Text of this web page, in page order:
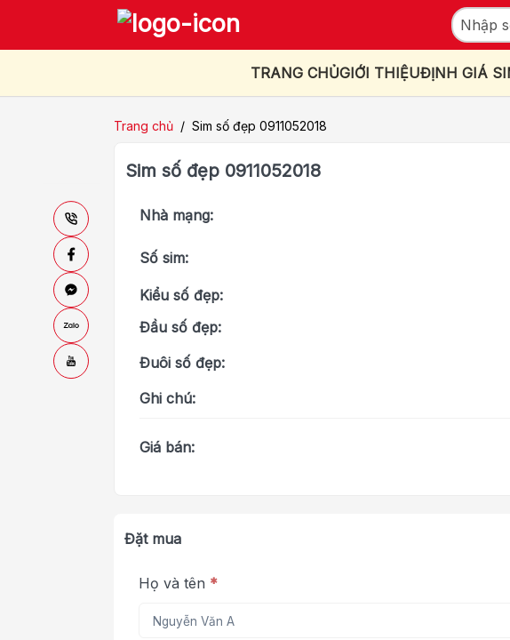
TRANG CHỦGIỚI THIỆUĐỊNH GIÁ
Trang chủ / Sim số đẹp 0911052018
Sim số đẹp 0911052018
Nhà mạng:
Số sim:
Kiểu số đẹp:
Đầu số đẹp:
Đuôi số đẹp:
Ghi chú:
Giá bán:
Đặt mua
Họ và tên *